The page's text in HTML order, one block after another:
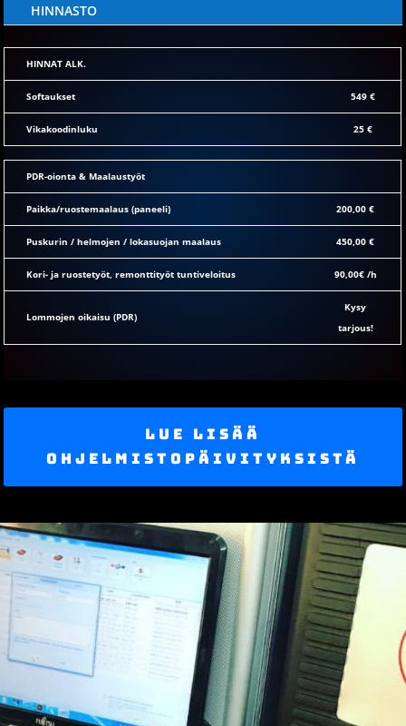
HINNASTO
HINNAT ALK.
Softaukset 549 €
Vikakoodinluku 25 €
PDR-oionta & Maalaustyöt
Paikka/ruostemaalaus (paneeli) 200,00 €
Puskurin / helmojen / lokasuojan maalaus 450,00 €
Kori- ja ruostetyöt, remonttityöt tuntiveloitus 90,00€ /h
Lommojen oikaisu (PDR)
Kysy
tarjous!
Lue lisää
ohjelmistopäivityksistä